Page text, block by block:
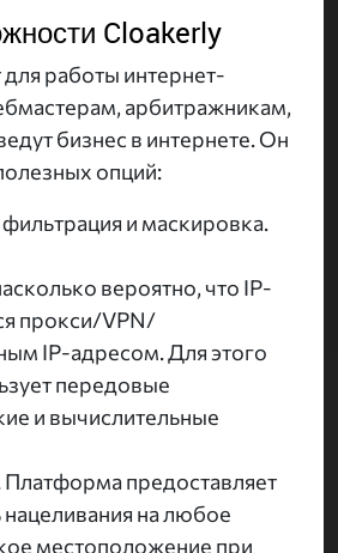
Cloakerly
работы интернет-
арбитражникам,
бизнес в интернете. Он
опций:
и маскировка.
вероятно, что IP-
прокси/VPN/
IP-адресом. Для этого
передовые
и вычислительные
Платформа предоставляет
на любое
местоположение при